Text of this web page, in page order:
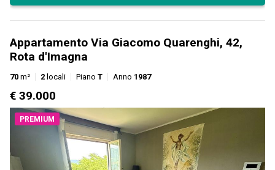
Appartamento Via Giacomo Quarenghi, 42,
Rota d'Imagna
70 m² 2 locali Piano T Anno 1987
€ 39.000
PREMIUM